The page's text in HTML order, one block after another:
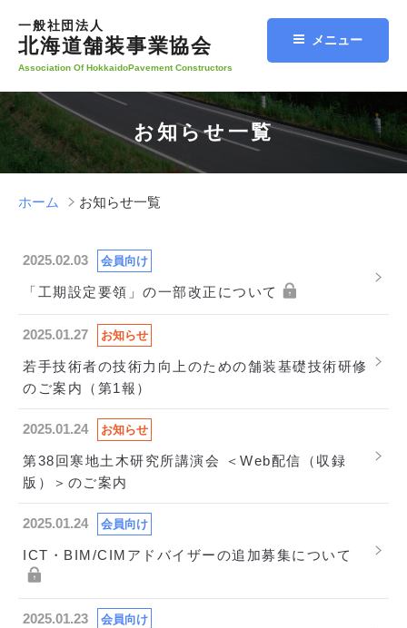
ツ
へ
ス
キ
一般社団法人
北海道舗装事業協会
Association Of HokkaidoPavement Constructors
メニュー
お知らせ一覧
ホーム お知らせ一覧
2025.02.03 会員向け
「工期設定要領」の一部改正について
2025.01.27 お知らせ
若手技術者の技術力向上のための舗装基礎技術研修
のご案内（第1報）
2025.01.24 お知らせ
第38回寒地土木研究所講演会 ＜Web配信（収録
版）＞のご案内
2025.01.24 会員向け
ICT・BIM/CIMアドバイザーの追加募集について
2025.01.23 会員向け